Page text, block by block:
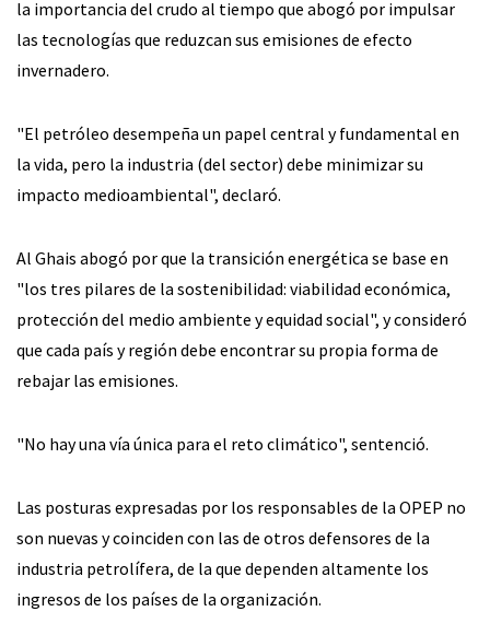
la importancia del crudo al tiempo que abogó por impulsar
las tecnologías que reduzcan sus emisiones de efecto
invernadero.
"El petróleo desempeña un papel central y fundamental en
la vida, pero la industria (del sector) debe minimizar su
impacto medioambiental", declaró.
Al Ghais abogó por que la transición energética se base en
"los tres pilares de la sostenibilidad: viabilidad económica,
protección del medio ambiente y equidad social", y consideró
que cada país y región debe encontrar su propia forma de
rebajar las emisiones.
"No hay una vía única para el reto climático", sentenció.
Las posturas expresadas por los responsables de la OPEP no
son nuevas y coinciden con las de otros defensores de la
industria petrolífera, de la que dependen altamente los
ingresos de los países de la organización.